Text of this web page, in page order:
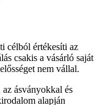
célból értékesíti az
csakis a vásárló saját
nem vállal.
ásványokkal és
alapján